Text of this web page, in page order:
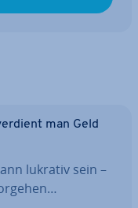
man Geld
lukrativ sein –